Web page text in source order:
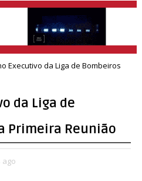
Executivo da Liga de Bombeiros
da Liga de
Primeira Reunião
ago